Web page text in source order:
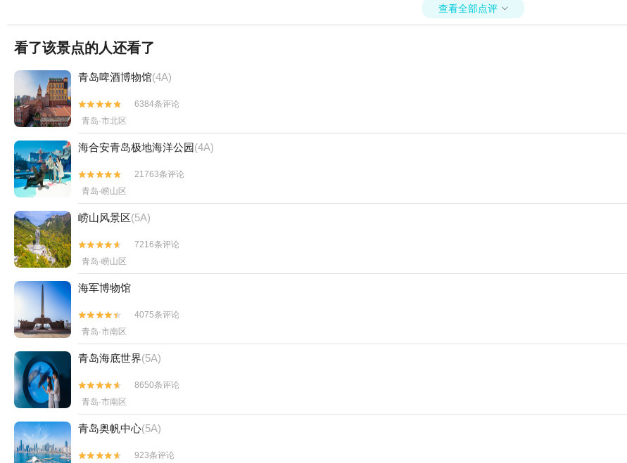
查看全部点评 
看了该景点的人还看了
青岛啤酒博物馆(4A)


6384条评论
青岛·市北区
海合安青岛极地海洋公园(4A)


21763条评论
青岛·崂山区
崂山风景区(5A)


7216条评论
青岛·崂山区
海军博物馆


4075条评论
青岛·市南区
青岛海底世界(5A)


8650条评论
青岛·市南区
青岛奥帆中心(5A)

 923条评论